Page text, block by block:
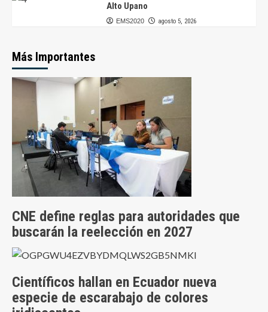
Alto Upano
EMS2020 agosto 5, 2026
Más Importantes
CNE define reglas para autoridades que
buscarán la reelección en 2027
Científicos hallan en Ecuador nueva
especie de escarabajo de colores